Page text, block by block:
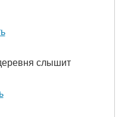
слышит